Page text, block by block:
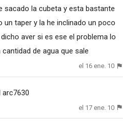
sacado la cubeta y esta bastante
un taper y la he inclinado un poco
aver si es ese el problema lo
de agua que sale
el 16 ene. 10
arc7630
el 17 ene. 10